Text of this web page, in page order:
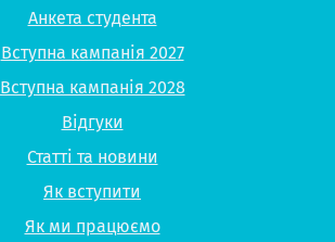
Анкета студента
Вступна кампанія 2027
Вступна кампанія 2028
Відгуки
Статті та новини
Як вступити
Як ми працюємо